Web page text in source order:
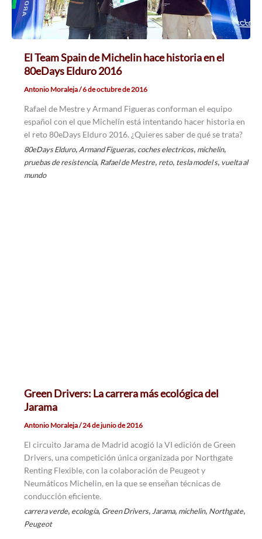
El Team Spain de Michelin hace historia en el
80eDays Elduro 2016
Antonio Moraleja/6 de octubre de 2016
Rafael de Mestre y Armand Figueras conforman el equipo
español con el que Michelín está intentando hacer historia en
el reto 80eDays Elduro 2016. ¿Quieres saber de qué se trata?
80eDays Elduro,Armand Figueras, coches electricos, michelin,
pruebas de resistencia, Rafael de Mestre, reto, tesla model s, vuelta al
mundo
Green Drivers: La carrera más ecológica del
Jarama
Antonio Moraleja/24 de junio de 2016
El circuito Jarama de Madrid acogió la VI edición de Green
Drivers, una competición única organizada por Northgate
Renting Flexible, con la colaboración de Peugeot y
Neumáticos Michelin, en la que se enseñan técnicas de
conducción eficiente.
carrera verde, ecología, Green Drivers,Jarama, michelin, Northgate,
Peugeot